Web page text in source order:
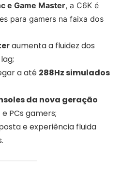
e Game Master, a C6K é
para gamers na faixa dos
aumenta a fluidez dos
a até 288Hz simulados
da nova geração
e PCs gamers;
e experiência fluida